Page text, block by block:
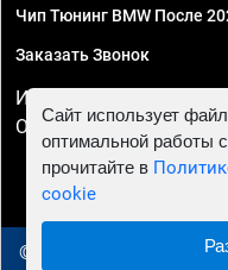
Чип Тюнинг BMW После
Заказать Звонок
ИП Смирнов Георгий
ОГРНИП
© 2010 - 2026 Чип
Сайт использует
оптимальной работы
прочитайте в
cookie